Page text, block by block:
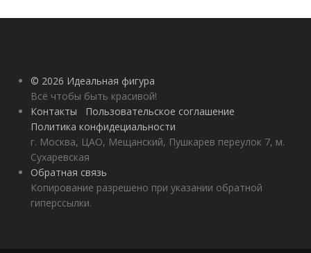
© 2026 Идеальная фигура
Всё чтобы быть красивой!
Контакты
Пользовательское соглашение
Политика конфидециальности
г. Москва, ЦАО, Мещанский, Пушкарев переулок 7, м.
Сухаревская
Обратная связь
Копирование разрешено при указании обратной
гиперссылки.